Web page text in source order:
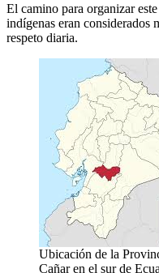
El camino para organizar
indígenas eran considerados
respeto diaria.
Ubicación de la
Cañar en el sur de